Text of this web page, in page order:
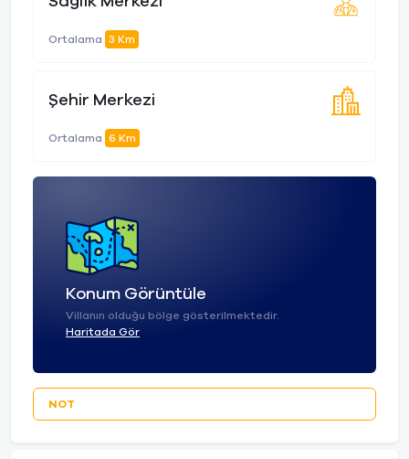
Ortalama 3 Km
Şehir Merkezi
Ortalama 6 Km
Konum Görüntüle
Villanın olduğu bölge gösterilmektedir.
Haritada Gör
NOT